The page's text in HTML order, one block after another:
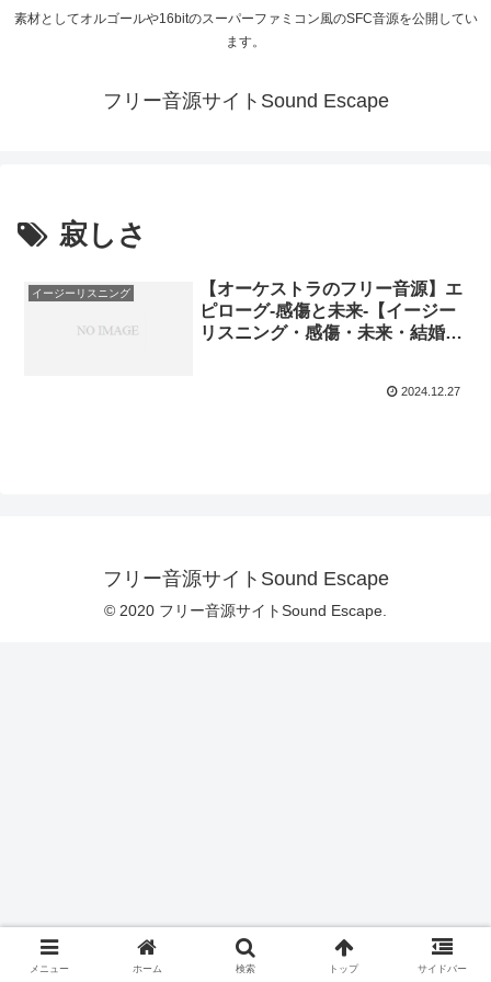
素材としてオルゴールや16bitのスーパーファミコン風のSFC音源を公開してい
ます。
フリー音源サイトSound Escape
寂しさ
イージーリスニング
【オーケストラのフリー音源】エ
ピローグ-感傷と未来-【イージー
リスニング・感傷・未来・結婚
2024.12.27
フリー音源サイトSound Escape
© 2020 フリー音源サイトSound Escape.
メニュー ホーム 検索 トップ サイドバー